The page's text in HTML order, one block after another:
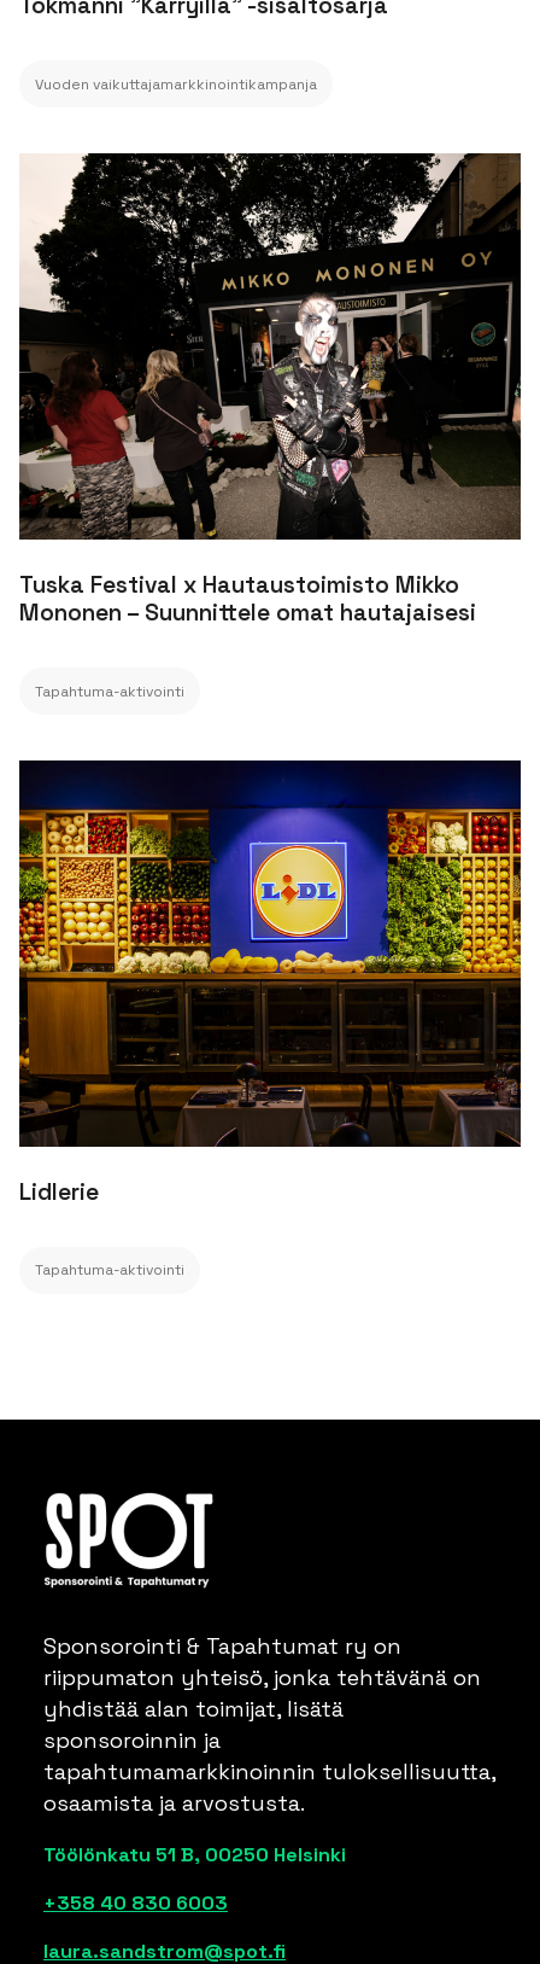
Vuoden vaikuttajamarkkinointikampanja
Tuska Festival x Hautaustoimisto Mikko
Mononen – Suunnittele omat hautajaisesi
Tapahtuma-aktivointi
Lidlerie
Tapahtuma-aktivointi
Sponsorointi & Tapahtumat ry on
riippumaton yhteisö, jonka tehtävänä on
yhdistää alan toimijat, lisätä
sponsoroinnin ja
tapahtumamarkkinoinnin tuloksellisuutta,
osaamista ja arvostusta.
Töölönkatu 51 B, 00250 Helsinki
+358 40 830 6003
laura.sandstrom@spot.fi